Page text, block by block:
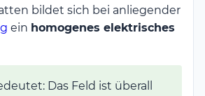
bildet sich bei anliegender
ein homogenes elektrisches
Das Feld ist überall